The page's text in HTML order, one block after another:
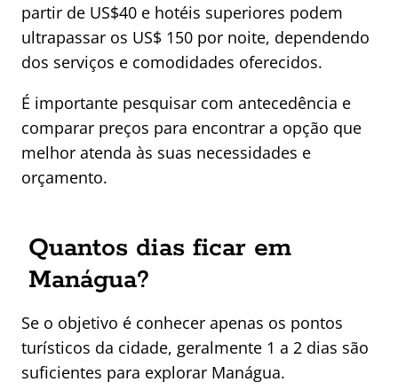
partir de US$40 e hotéis superiores podem
ultrapassar os US$ 150 por noite, dependendo
dos serviços e comodidades oferecidos.
É importante pesquisar com antecedência e
comparar preços para encontrar a opção que
melhor atenda às suas necessidades e
orçamento.
Quantos dias ficar em
Manágua?
Se o objetivo é conhecer apenas os pontos
turísticos da cidade, geralmente 1 a 2 dias são
suficientes para explorar Manágua.